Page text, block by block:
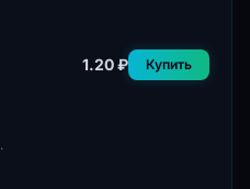
1.20 ₽ Купить